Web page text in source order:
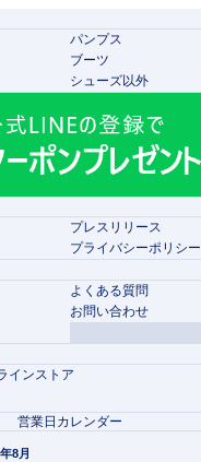
パンプス
ブーツ
シューズ以外
プレスリリース
プライバシーポリシー
よくある質問
お問い合わせ
インストア
営業日カレンダー
8月